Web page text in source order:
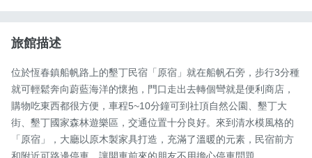
旅館描述
位於恆春鎮船帆路上的墾丁民宿「原宿」就在船帆石旁，步行3分種
就可輕鬆奔向蔚藍海洋的懷抱，門口走出去轉個彎就是便利商店，
購物吃東西都很方便，車程5~10分鐘可到社頂自然公園、墾丁大
街、墾丁國家森林遊樂區，交通位置十分良好。來到清水模風格的
「原宿」，大廳以原木製家具打造，充滿了溫暖的元素，民宿前方